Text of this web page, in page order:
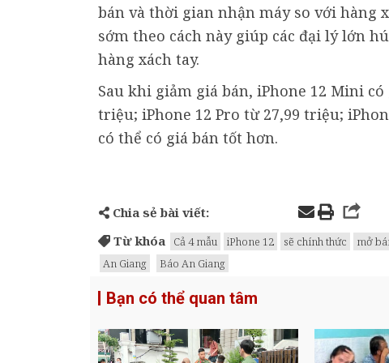
bán và thời gian nhận máy so với hàng
sớm theo cách này giúp các đại lý lớn
hàng xách tay.
Sau khi giảm giá bán, iPhone 12 Mini
triệu; iPhone 12 Pro từ 27,99 triệu;
có thể có giá bán tốt hơn.
Chia sẻ bài viết:
Từ khóa
Cả 4 mẫu iPhone 12 sẽ chính thức mở
An Giang
Báo An Giang
Bạn có thể quan tâm